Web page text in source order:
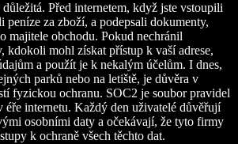
Před internetem, když jste vstoupili
peníze za zboží, a podepsali dokumenty,
majitele obchodu. Pokud nechránil
kdokoli mohl získat přístup k vaší adrese,
a použít je k nekalým účelům. I dnes,
parků nebo na letiště, je důvěra v
fyzickou ochranu. SOC2 je soubor pravidel
éře internetu. Každý den uživatelé důvěřují
osobními daty a očekávají, že tyto firmy
k ochraně všech těchto dat.